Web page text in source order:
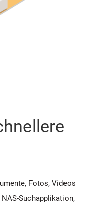
Fotos, Videos
Suchapplikation,